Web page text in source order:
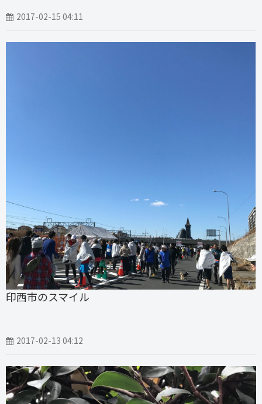
2017-02-15 04:11
印西市のスマイル
2017-02-13 04:12